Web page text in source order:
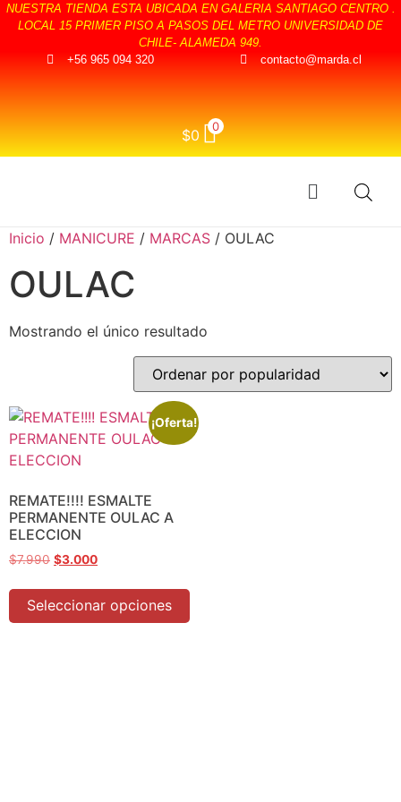
NUESTRA TIENDA ESTA UBICADA EN GALERIA SANTIAGO CENTRO .
LOCAL 15 PRIMER PISO A PASOS DEL METRO UNIVERSIDAD DE
CHILE- ALAMEDA 949.
+56 965 094 320
contacto@marda.cl
$0 0
Inicio / MANICURE / MARCAS / OULAC
OULAC
Mostrando el único resultado
¡Oferta!
REMATE!!!! ESMALTE
PERMANENTE OULAC A
ELECCION
$7.990 $3.000
Seleccionar opciones